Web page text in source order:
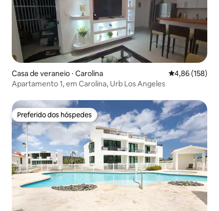
Casa de veraneio ⋅ Carolina 4,86 de uma
4,86 (158)
Apartamento 1, em Carolina, Urb Los Angeles
Preferido dos hóspedes
Preferido dos hóspedes